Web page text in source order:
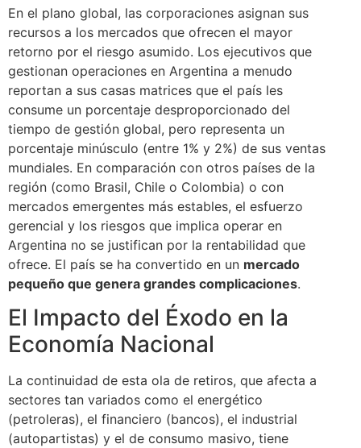
En el plano global, las corporaciones asignan sus
recursos a los mercados que ofrecen el mayor
retorno por el riesgo asumido. Los ejecutivos que
gestionan operaciones en Argentina a menudo
reportan a sus casas matrices que el país les
consume un porcentaje desproporcionado del
tiempo de gestión global, pero representa un
porcentaje minúsculo (entre 1% y 2%) de sus ventas
mundiales. En comparación con otros países de la
región (como Brasil, Chile o Colombia) o con
mercados emergentes más estables, el esfuerzo
gerencial y los riesgos que implica operar en
Argentina no se justifican por la rentabilidad que
ofrece. El país se ha convertido en un mercado
pequeño que genera grandes complicaciones.
El Impacto del Éxodo en la
Economía Nacional
La continuidad de esta ola de retiros, que afecta a
sectores tan variados como el energético
(petroleras), el financiero (bancos), el industrial
(autopartistas) y el de consumo masivo, tiene